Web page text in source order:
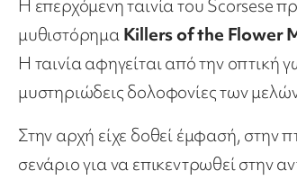
Η επερχόμενη ταινία του Scorsese
μυθιστόρημαKillers of the Flower
Η ταινία αφηγείται από την
μυστηριώδεις δολοφονίες των
Στην αρχή είχε δοθεί έμφασή, στην
σενάριο για να επικεντρωθεί στην